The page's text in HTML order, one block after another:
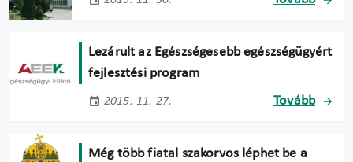
Lezárult az Egészségesebb egészségügyért
fejlesztési program
2015. 11. 27. Tovább
Még több fiatal szakorvos léphet be a